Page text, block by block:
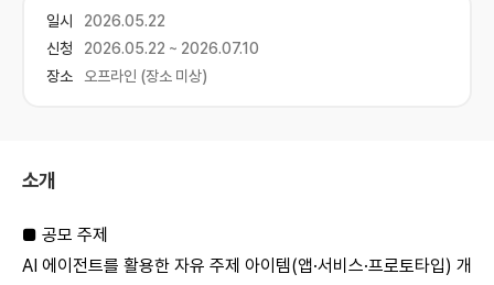
일시
2026.05.22
신청
2026.05.22 ~ 2026.07.10
장소
오프라인 (장소 미상)
소개
■ 공모 주제
AI 에이전트를 활용한 자유 주제 아이템(앱·서비스·프로토타입) 개